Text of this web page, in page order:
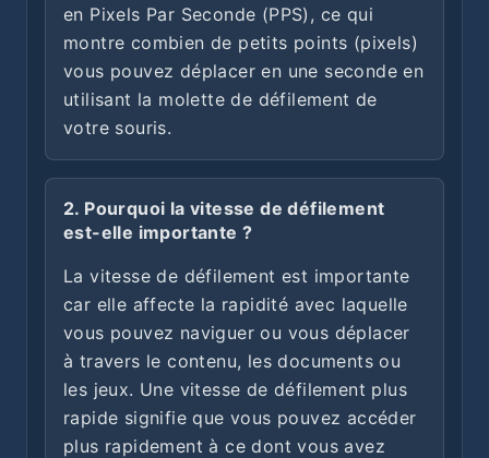
en Pixels Par Seconde (PPS), ce qui
montre combien de petits points (pixels)
vous pouvez déplacer en une seconde en
utilisant la molette de défilement de
votre souris.
2. Pourquoi la vitesse de défilement
est-elle importante ?
La vitesse de défilement est importante
car elle affecte la rapidité avec laquelle
vous pouvez naviguer ou vous déplacer
à travers le contenu, les documents ou
les jeux. Une vitesse de défilement plus
rapide signifie que vous pouvez accéder
plus rapidement à ce dont vous avez